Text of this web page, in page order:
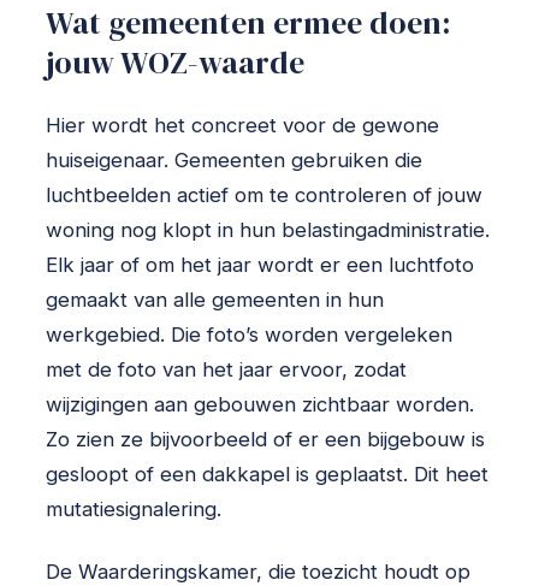
Wat gemeenten ermee doen:
jouw WOZ-waarde
Hier wordt het concreet voor de gewone
huiseigenaar. Gemeenten gebruiken die
luchtbeelden actief om te controleren of jouw
woning nog klopt in hun belastingadministratie.
Elk jaar of om het jaar wordt er een luchtfoto
gemaakt van alle gemeenten in hun
werkgebied. Die foto’s worden vergeleken
met de foto van het jaar ervoor, zodat
wijzigingen aan gebouwen zichtbaar worden.
Zo zien ze bijvoorbeeld of er een bijgebouw is
gesloopt of een dakkapel is geplaatst. Dit heet
mutatiesignalering.
De Waarderingskamer, die toezicht houdt op